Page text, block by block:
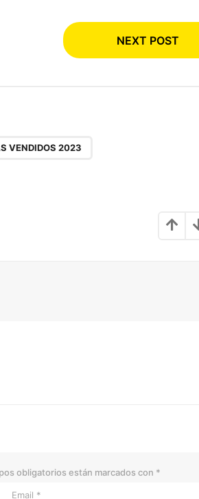
NEXT POST
VENDIDOS 2023
obligatorios están marcados con *